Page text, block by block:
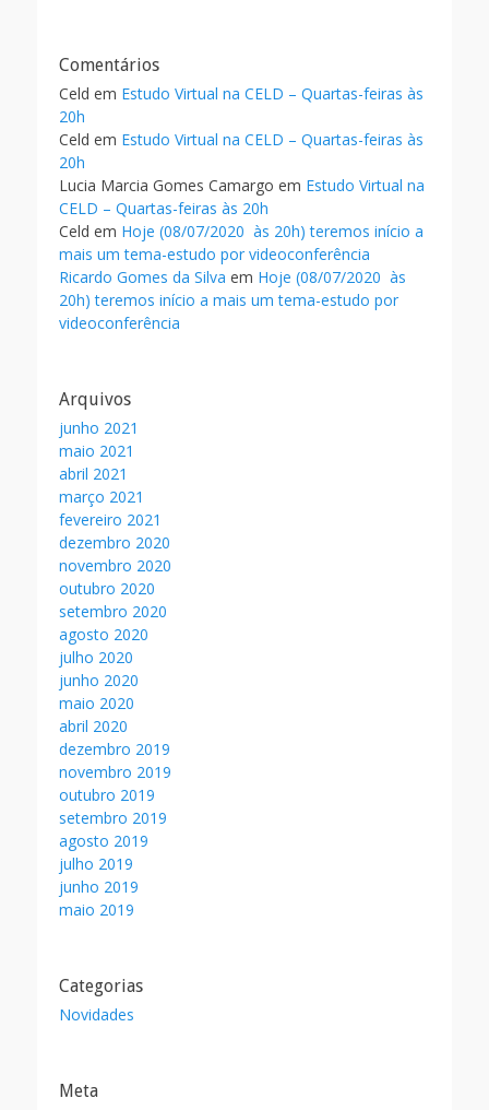
Comentários
Celd em Estudo Virtual na CELD – Quartas-feiras às
20h
Celd em Estudo Virtual na CELD – Quartas-feiras às
20h
Lucia Marcia Gomes Camargo em Estudo Virtual na
CELD – Quartas-feiras às 20h
Celd em Hoje (08/07/2020 às 20h) teremos início a
mais um tema-estudo por videoconferência
Ricardo Gomes da Silva em Hoje (08/07/2020 às
20h) teremos início a mais um tema-estudo por
videoconferência
Arquivos
junho 2021
maio 2021
abril 2021
março 2021
fevereiro 2021
dezembro 2020
novembro 2020
outubro 2020
setembro 2020
agosto 2020
julho 2020
junho 2020
maio 2020
abril 2020
dezembro 2019
novembro 2019
outubro 2019
setembro 2019
agosto 2019
julho 2019
junho 2019
maio 2019
Categorias
Novidades
Meta